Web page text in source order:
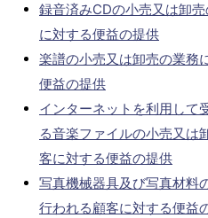
録音済みCDの小売又は卸
に対する便益の提供
楽譜の小売又は卸売の業務
便益の提供
インターネットを利用して
る音楽ファイルの小売又は
客に対する便益の提供
写真機械器具及び写真材料
行われる顧客に対する便益